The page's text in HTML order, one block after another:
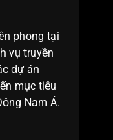
phong tại
vụ truyền
dự án
mục tiêu
Nam Á.